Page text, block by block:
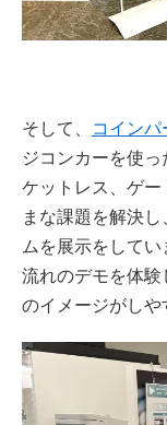
そして、 コインパ
ジコンカーを使
ケットレス、ゲー
まな課題を解決
ムを展示をして
流れのデモを体
のイメージがしや